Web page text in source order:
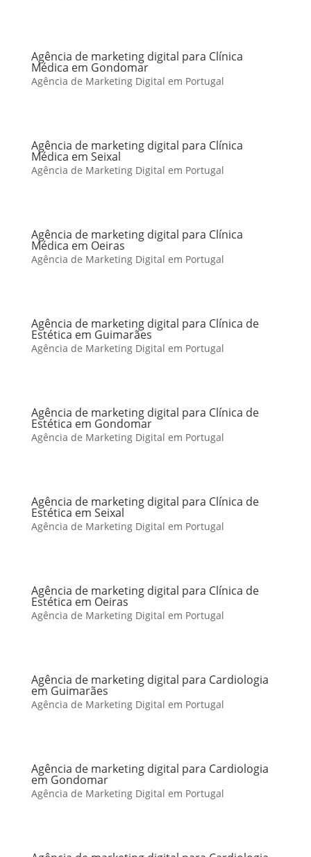
Agência de marketing digital para Clínica
Médica em Gondomar
Agência de Marketing Digital em Portugal
Agência de marketing digital para Clínica
Médica em Seixal
Agência de Marketing Digital em Portugal
Agência de marketing digital para Clínica
Médica em Oeiras
Agência de Marketing Digital em Portugal
Agência de marketing digital para Clínica de
Estética em Guimarães
Agência de Marketing Digital em Portugal
Agência de marketing digital para Clínica de
Estética em Gondomar
Agência de Marketing Digital em Portugal
Agência de marketing digital para Clínica de
Estética em Seixal
Agência de Marketing Digital em Portugal
Agência de marketing digital para Clínica de
Estética em Oeiras
Agência de Marketing Digital em Portugal
Agência de marketing digital para Cardiologia
em Guimarães
Agência de Marketing Digital em Portugal
Agência de marketing digital para Cardiologia
em Gondomar
Agência de Marketing Digital em Portugal